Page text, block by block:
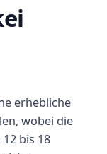
erhebliche
wobei die
bis 18